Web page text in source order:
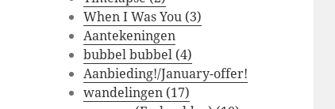
When I Was You (3)
Aantekeningen
bubbel bubbel (4)
Aanbieding!/January-offer!
wandelingen (17)